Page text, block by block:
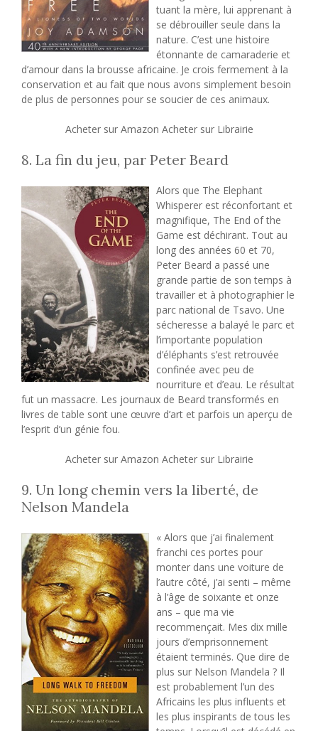
tuant la mère, lui apprenant à
se débrouiller seule dans la
nature. C’est une histoire
étonnante de camaraderie et
d’amour dans la brousse africaine. Je crois fermement à la
conservation et au fait que nous avons simplement besoin
de plus de personnes pour se soucier de ces animaux.
Acheter sur Amazon Acheter sur Librairie
8. La fin du jeu, par Peter Beard
Alors que The Elephant
Whisperer est réconfortant et
magnifique, The End of the
Game est déchirant. Tout au
long des années 60 et 70,
Peter Beard a passé une
grande partie de son temps à
travailler et à photographier le
parc national de Tsavo. Une
sécheresse a balayé le parc et
l’importante population
d’éléphants s’est retrouvée
confinée avec peu de
nourriture et d’eau. Le résultat
fut un massacre. Les journaux de Beard transformés en
livres de table sont une œuvre d’art et parfois un aperçu de
l’esprit d’un génie fou.
Acheter sur Amazon Acheter sur Librairie
9. Un long chemin vers la liberté, de
Nelson Mandela
« Alors que j’ai finalement
franchi ces portes pour
monter dans une voiture de
l’autre côté, j’ai senti – même
à l’âge de soixante et onze
ans – que ma vie
recommençait. Mes dix mille
jours d’emprisonnement
étaient terminés. Que dire de
plus sur Nelson Mandela ? Il
est probablement l’un des
Africains les plus influents et
les plus inspirants de tous les